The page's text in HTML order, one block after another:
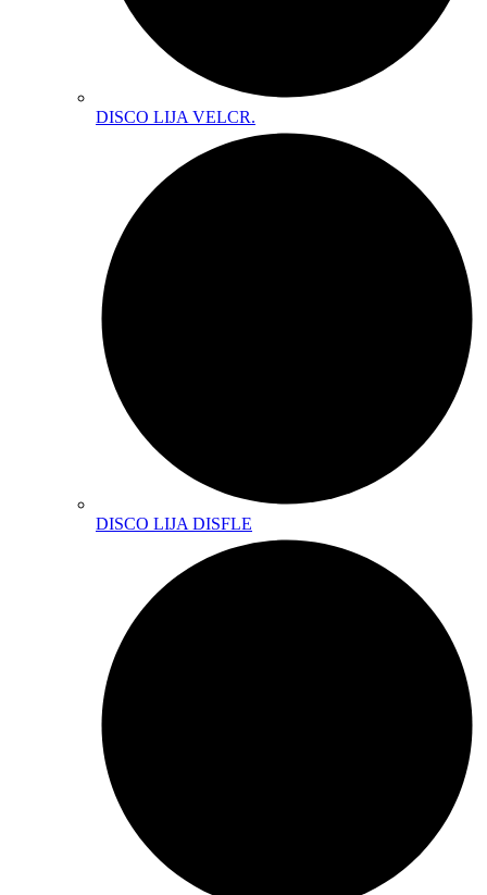
DISCO LIJA VELCR.
DISCO LIJA DISFLE